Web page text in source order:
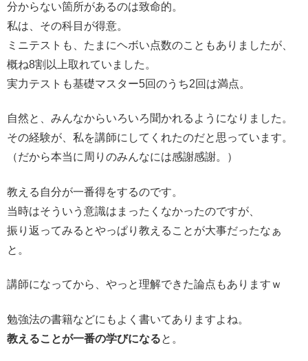
分からない箇所があるのは致命的。
私は、その科目が得意。
ミニテストも、たまにヘボい点数のこともありましたが、
概ね8割以上取れていました。
実力テストも基礎マスター5回のうち2回は満点。
自然と、みんなからいろいろ聞かれるようになりました。
その経験が、私を講師にしてくれたのだと思っています。
（だから本当に周りのみんなには感謝感謝。）
教える自分が一番得をするのです。
当時はそういう意識はまったくなかったのですが、
振り返ってみるとやっぱり教えることが大事だったなぁ
と。
講師になってから、やっと理解できた論点もありますｗ
勉強法の書籍などにもよく書いてありますよね。
教えることが一番の学びになると。